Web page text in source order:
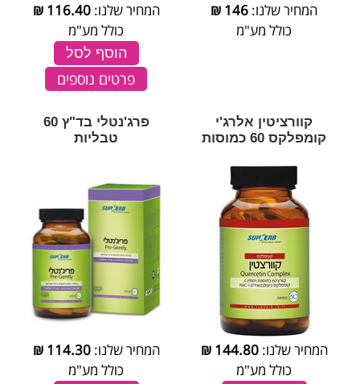
המחיר שלנו: 146
₪
כולל מע"מ
המחיר שלנו:116.40
₪
כולל מע"מ
הוסף לסל
פרטים נוספים
קוורציטין אלרג'י
קומפלקס 60 כמוסות
המחיר שלנו:144.80
₪
כולל מע"מ
פרג'נטלי בד"ץ 60
טבליות
המחיר שלנו:114.30
₪
כולל מע"מ